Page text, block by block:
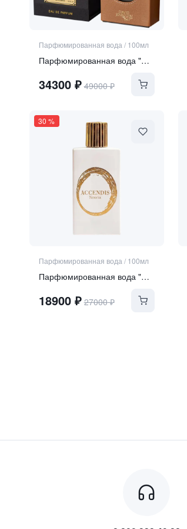
Парфюмированная вода / 100мл
Парфюмированная вода "Cuir Tabac"
34300₽ 49000₽
30 %
Парфюмированная вода / 100мл
Парфюмированная вода "NOORIA"
18900₽ 27000₽